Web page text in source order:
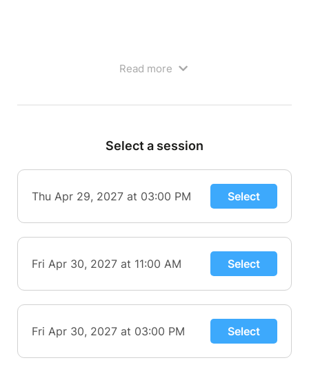
L'enfant magicien est un spectacle de magie
théâtralisé qui se démarque par sa singularité dans
l'approche envers les enfants et son côté très
humoristique qui plaira aux parents !
Notre artiste nous transporte dans son univers en
nous racontant comment il est devenu magicien à
l'âge de 8 ans. Il partagera avec les enfants les
Read more
Select a session
Thu Apr 29, 2027 at 03:00 PM Select
Fri Apr 30, 2027 at 11:00 AM Select
Fri Apr 30, 2027 at 03:00 PM Select